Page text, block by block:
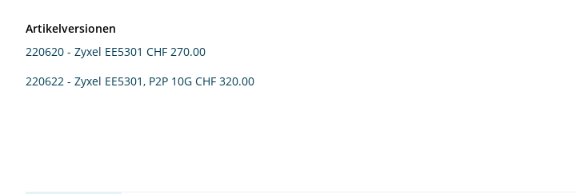
Wildix
Artikelversionen
220620 - Zyxel EE5301 CHF 270.00
220622 - Zyxel EE5301, P2P 10G CHF 320.00